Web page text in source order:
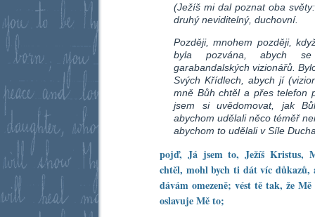
(Ježíš mi dal poznat oba
druhý neviditelný, duchovní.
Později, mnohem později,
byla pozvána, abych
garabandalských vizionářů.
Svých Křídlech, abych jí
mně Bůh chtěl a přes telefon
jsem si uvědomovat, jak
abychom udělali něco téměř
abychom to udělali v Síle
pojď, Já jsem to, Ježíš Kristus,
chtěl, mohl bych ti dát víc důkazů,
dávám omezeně; vést tě tak, že
oslavuje Mě to;